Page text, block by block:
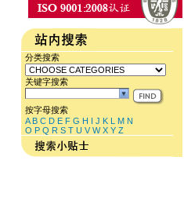
分类搜索
关键字搜索
按字母搜索
A B C D E F G H I J K L M N
O P Q R S T U V W X Y Z